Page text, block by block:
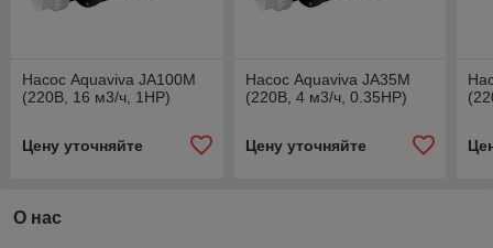
Насос Aquaviva JA100M
(220В, 16 м3/ч, 1HP)
Цену уточняйте
Насос Aquaviva JA35M
(220В, 4 м3/ч, 0.35HP)
Цену уточняйте
О нас